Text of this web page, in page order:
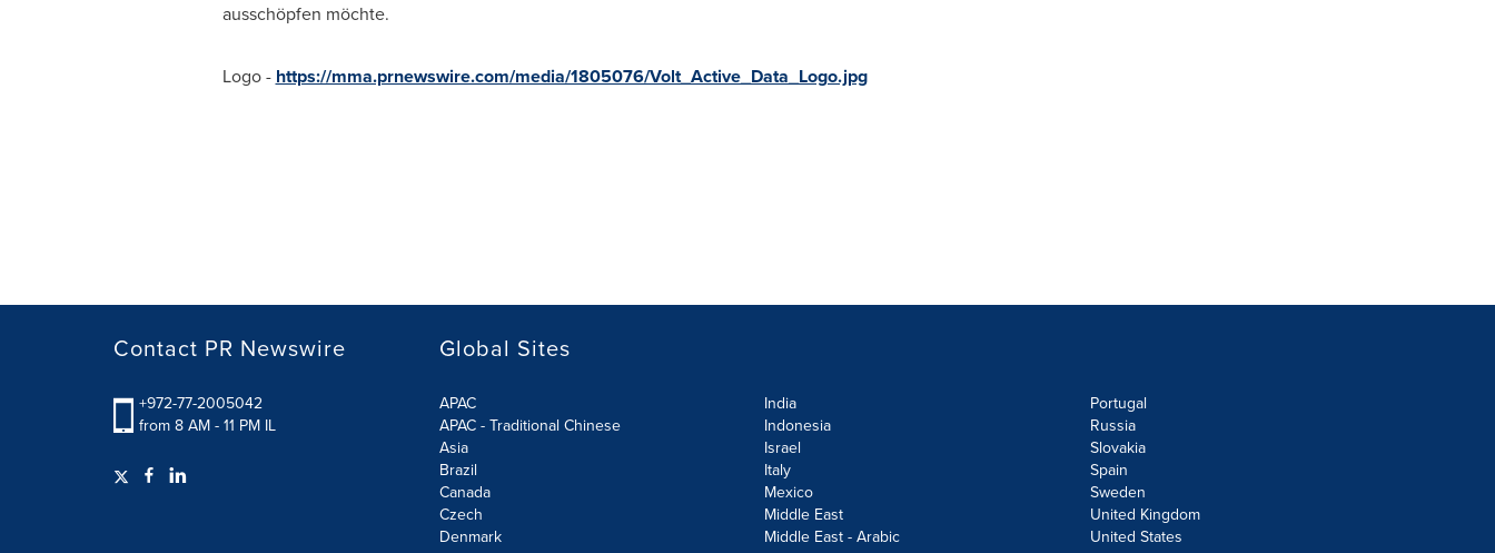
ausschöpfen möchte.
Logo - https://mma.prnewswire.com/media/1805076/Volt_Active_Data_Logo.jpg
Contact PR Newswire
+972-77-2005042
from 8 AM - 11 PM IL
Global Sites
APAC
APAC - Traditional Chinese
Asia
Brazil
Canada
Czech
Denmark
India
Indonesia
Israel
Italy
Mexico
Middle East
Middle East - Arabic
Portugal
Russia
Slovakia
Spain
Sweden
United Kingdom
United States